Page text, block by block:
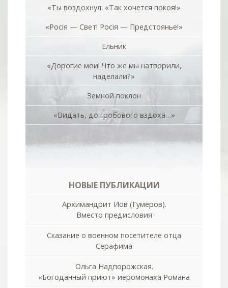
«Ты воздохнул: «Так хочется покоя!»
«Росiя — Свет! Росiя — Предстоянье!»
Ельник
«Дорогие мои! Что же мы натворили,
наделали?»
Земной поклон
«Видать, до гробового вздоха…»
НОВЫЕ ПУБЛИКАЦИИ
Архимандрит Иов (Гумеров).
Вместо предисловия
Сказание о военном посетителе отца
Серафима
Ольга Надпорожская.
«Богоданный приют» иеромонаха Романа